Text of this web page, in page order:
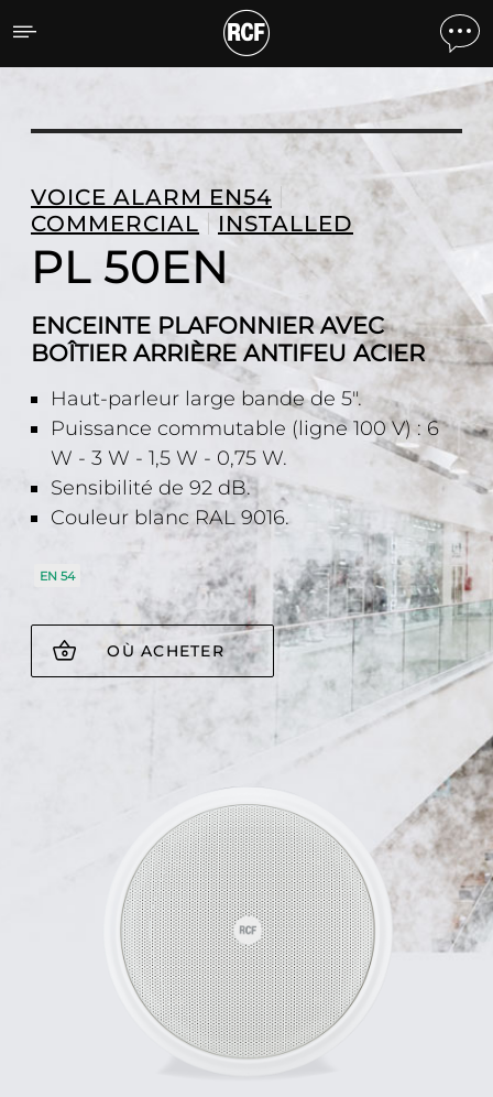
PL 50EN ENCEINTE
VOICE ALARM EN54
COMMERCIAL
INSTALLED
PL 50EN
ENCEINTE PLAFONNIER AVEC
BOÎTIER ARRIÈRE ANTIFEU ACIER
Haut-parleur large bande de 5".
Puissance commutable (ligne 100 V) : 6
W - 3 W - 1,5 W - 0,75 W.
Sensibilité de 92 dB.
Couleur blanc RAL 9016.
EN 54
OÙ ACHETER